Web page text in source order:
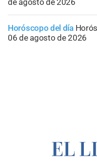
Horóscopo del día
06 de agosto de 2026